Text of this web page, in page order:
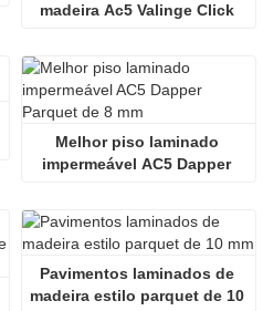
madeira Ac5 Valinge Click
Melhor piso laminado
impermeável AC5 Dapper
Pavimentos laminados de
madeira estilo parquet de 10